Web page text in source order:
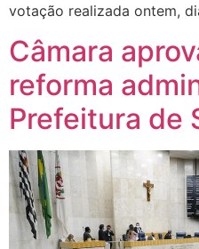
votação realizada ontem,
Câmara
reforma
Prefeitura de